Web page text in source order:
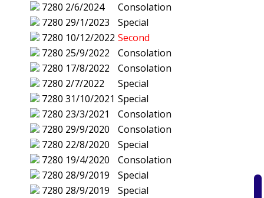
7280 2/6/2024
Consolation
7280 29/1/2023
Special
7280 10/12/2022 Second
7280 25/9/2022
Consolation
7280 17/8/2022
Consolation
7280 2/7/2022
Special
7280 31/10/2021 Special
7280 23/3/2021
Consolation
7280 29/9/2020
Consolation
7280 22/8/2020
Special
7280 19/4/2020
Consolation
7280 28/9/2019
Special
7280 28/9/2019
Special